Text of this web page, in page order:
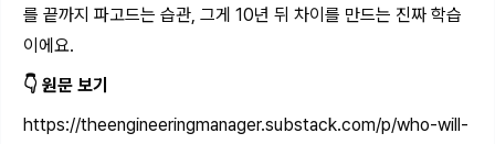
를 끝까지 파고드는 습관, 그게 10년 뒤 차이를 만드는 진짜 학습
이에요.
👇 원문 보기
https://theengineeringmanager.substack.com/p/who-will-